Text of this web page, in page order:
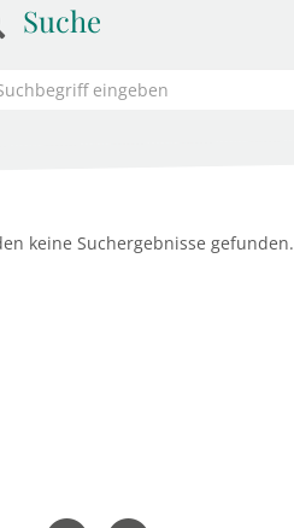
Suche
keine Suchergebnisse gefunden.